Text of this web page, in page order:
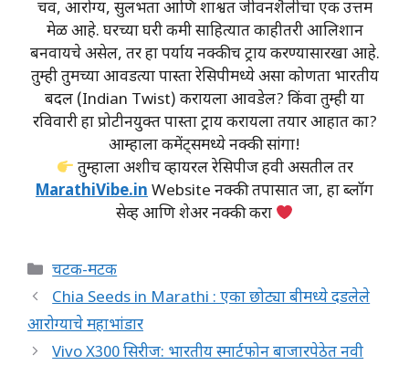
चव, आरोग्य, सुलभता आणि शाश्वत जीवनशैलीचा एक उत्तम
मेळ आहे. घरच्या घरी कमी साहित्यात काहीतरी आलिशान
बनवायचे असेल, तर हा पर्याय नक्कीच ट्राय करण्यासारखा आहे.
तुम्ही तुमच्या आवडत्या पास्ता रेसिपीमध्ये असा कोणता भारतीय
बदल (Indian Twist) करायला आवडेल? किंवा तुम्ही या
रविवारी हा प्रोटीनयुक्त पास्ता ट्राय करायला तयार आहात का?
आम्हाला कमेंट्समध्ये नक्की सांगा!
तुम्हाला अशीच व्हायरल रेसिपीज हवी असतील तर
MarathiVibe.inWebsite नक्की तपासात जा, हा ब्लॉग
सेव्ह आणि शेअर नक्की करा
Categories
चटक-मटक
Chia Seeds in Marathi : एका छोट्या बीमध्ये दडलेले
आरोग्याचे महाभांडार
Vivo X300 सिरीज: भारतीय स्मार्टफोन बाजारपेठेत नवी